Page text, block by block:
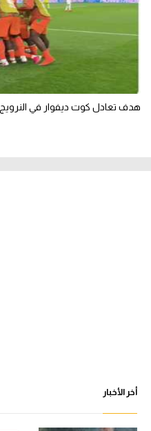
هدف تعادل كوت ديفوار في النرويج
أخر الأخبار